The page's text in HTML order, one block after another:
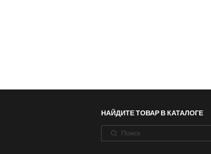
НАЙДИТЕ ТОВАР В КАТАЛОГЕ